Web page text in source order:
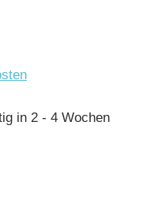
in 2 - 4 Wochen